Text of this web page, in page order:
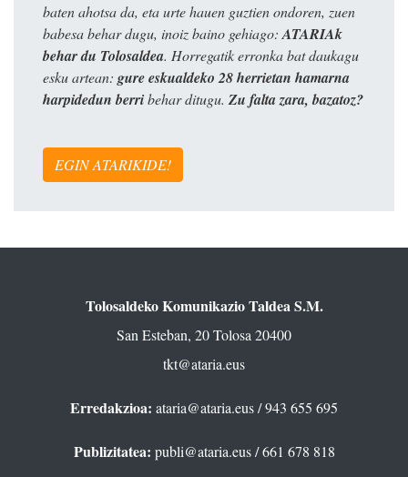
baten ahotsa da, eta urte hauen guztien ondoren, zuen
babesa behar dugu, inoiz baino gehiago: ATARIAk
behar du Tolosaldea. Horregatik erronka bat daukagu
esku artean: gure eskualdeko 28 herrietan hamarna
harpidedun berribehar ditugu. Zu falta zara, bazatoz?
EGIN ATARIKIDE!
Tolosaldeko Komunikazio Taldea S.M.
San Esteban, 20 Tolosa 20400
tkt@ataria.eus
Erredakzioa: ataria@ataria.eus/ 943 655 695
Publizitatea: publi@ataria.eus/ 661 678 818